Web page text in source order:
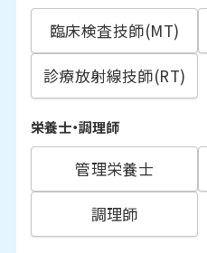
臨床検査技師(MT)
診療放射線技師(RT)
栄養士・調理師
管理栄養士
調理師